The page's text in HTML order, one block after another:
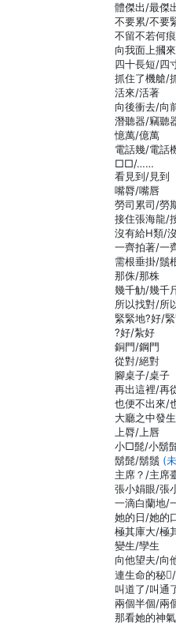
體傑出/最傑
不要累/不要
不留不若何
向我面上摑
四十長短/四
抓住了機艙/
活來/活著
向後衝去/向
潛聽器/竊聽
憶萬/億萬
電話幾/電話
□□/……
看見到/見到
嘴脣/嘴唇
勞司累司/勞
接住張海龍/
沒有給H類/
一齊拍著/一
需根垂掛/鬚
那侏/那株
幾千觔/幾千
所以找對/所
緊緊地?好/
?好/紮好
銅門/鋼門
從對/絕對
腳桌子/桌子
再出這裡/再
也便不出來/
大廳之中發
上脣/上唇
小□髭/小鬍
鬍髭/鬍鬚 (
主席？/主席
張小娟眼/張
一滴白蘭地/
她的日/她的
極其庫大/極
變生/孿生
向他望夫/向
連生命的秘
叫道了/叫通
兩個半個/兩
那看她的神